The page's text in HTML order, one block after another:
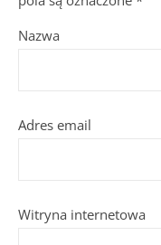
Nazwa
Adres email
Witryna internetowa